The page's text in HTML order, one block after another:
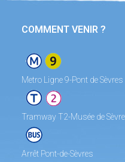
COMMENT VENIR ?
Metro Ligne 9-Pont de Sèvres
Tramway T2-Musée de
Arrêt Pont-de-Sèvres